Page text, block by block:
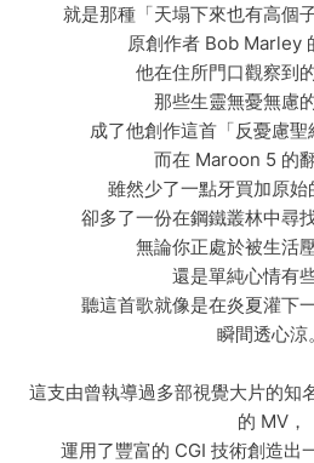
就是那種「天塌下來也有高個
原創作者 Bob Marley
他在住所門口觀察到
那些生靈無憂無慮
成了他創作這首「反憂慮聖
而在 Maroon 5 的
雖然少了一點牙買加原始
卻多了一份在鋼鐵叢林中尋
無論你正處於被生活
還是單純心情有
聽這首歌就像是在炎夏灌下
瞬間透心涼。
這支由曾執導過多部視覺大片的知
的 MV，
運用了豐富的 CGI 技術創造出